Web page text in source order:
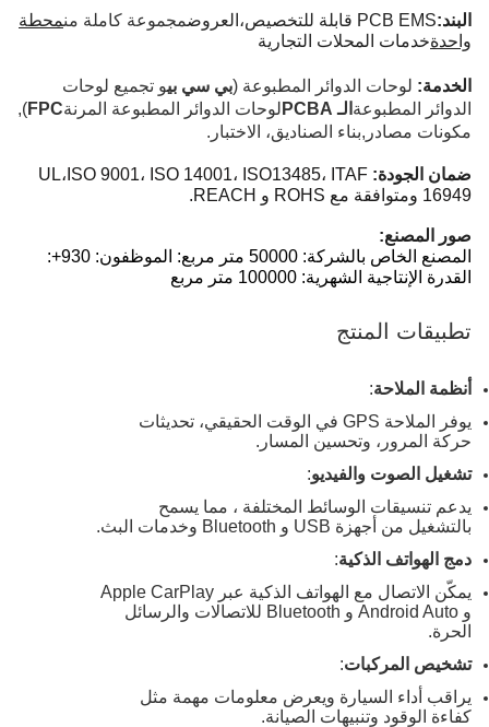
البند:PCB EMS قابلة للتخصيص، العروضمجموعة كاملة منمحطة
واحدةخدمات المحلات التجارية
الخدمة: لوحات الدوائر المطبوعة ( بي سي بيو تجميع لوحات
الدوائر المطبوعةالـ PCBA لوحات الدوائر المطبوعة المرنةFPC
),
مكونات مصادر, بناء الصناديق، الاختبار.
ضمان الجودة: UL،ISO 9001، ISO 14001، ISO13485، ITAF
16949 ومتوافقة مع ROHS و REACH.
صور المصنع:
المصنع الخاص بالشركة: 50000 متر مربع: الموظفون: 930+:
القدرة الإنتاجية الشهرية: 100000 متر مربع
تطبيقات المنتج
أنظمة الملاحة:
يوفر الملاحة GPS في الوقت الحقيقي، تحديثات
حركة المرور، وتحسين المسار.
تشغيل الصوت والفيديو:
يدعم تنسيقات الوسائط المختلفة ، مما يسمح
بالتشغيل من أجهزة USB و Bluetooth وخدمات البث.
دمج الهواتف الذكية:
يمكّن الاتصال مع الهواتف الذكية عبر Apple CarPlay
و Android Auto و Bluetooth للاتصالات والرسائل
الحرة.
تشخيص المركبات:
يراقب أداء السيارة ويعرض معلومات مهمة مثل
كفاءة الوقود وتنبيهات الصيانة.